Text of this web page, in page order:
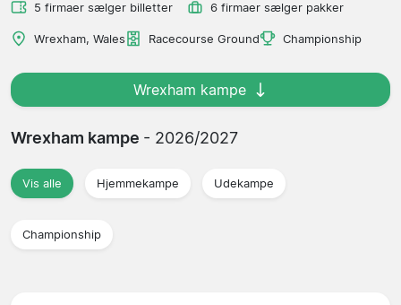
5 firmaer sælger billetter 6 firmaer sælger pakker
Wrexham, Wales Racecourse Ground Championship
Wrexham kampe
Wrexham kampe - 2026/2027
Vis alle Hjemmekampe Udekampe
Championship